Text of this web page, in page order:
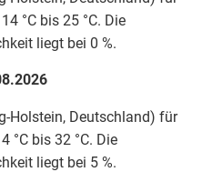
°C bis 25 °C. Die
liegt bei 0 %.
Holstein, Deutschland) für
°C bis 32 °C. Die
liegt bei 5 %.